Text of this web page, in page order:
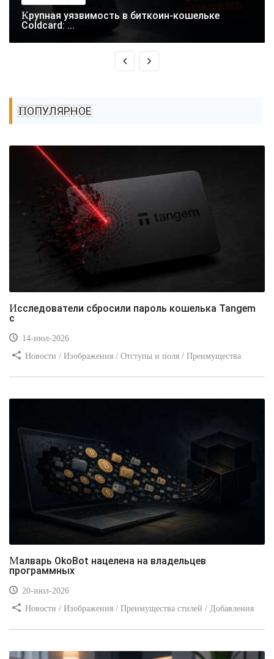
Крупная уязвимость в биткоин-кошельке
Coldcard: ...
ПОПУЛЯРНОЕ
Исследователи сбросили пароль кошелька Tangem
с
14-июл-2026
Новости / Изображения / Отступы и поля / Преимущества
Малварь OkoBot нацелена на владельцев
программных
20-июл-2026
Новости / Изображения / Преимущества стилей / Добавления